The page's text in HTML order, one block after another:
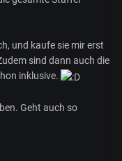
und kaufe sie mir erst
sind dann auch die
inklusive.
Geht auch so